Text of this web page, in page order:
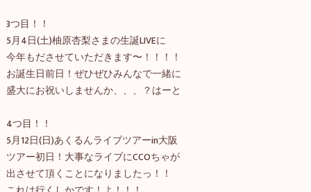
3つ目！！
5月4日(土)柚原杏梨さまの生誕LIVEに
今年もださせていただきます〜！！！！
お誕生日前日！ぜひぜひみんなで一緒に
盛大にお祝いしませんか、、、？はーと
4つ目！！
5月12日(日)あくるんライブツアーin大阪
ツアー初日！大事なライブにCCOちゃが
出させて頂くことになりましたっ！！